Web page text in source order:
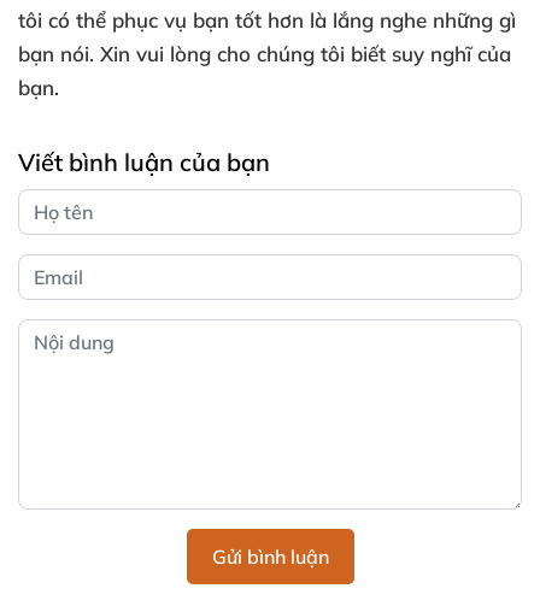
tôi có thể phục vụ bạn tốt hơn là lắng nghe những gì
bạn nói. Xin vui lòng cho chúng tôi biết suy nghĩ của
bạn.
Viết bình luận của bạn
Gửi bình luận